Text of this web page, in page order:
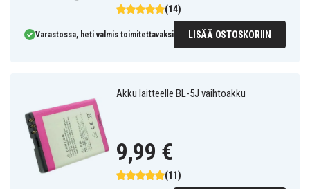
(14)
Varastossa, heti valmis toimitettavaksi LISÄÄ OSTOSKORIIN
Akku laitteelle BL-5J vaihtoakku
(11)
9,99 €